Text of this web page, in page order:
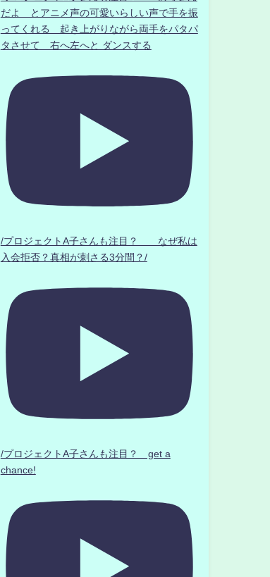
だよ とアニメ声の可愛いらしい声で手を振
ってくれる 起き上がりながら両手をパタパ
タさせて 右へ左へと ダンスする
/プロジェクトA子さんも注目？ なぜ私は
入会拒否？真相が刺さる3分間？/
/プロジェクトA子さんも注目？ get a
chance!